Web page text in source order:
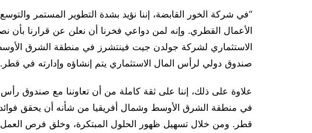
“في شركة الخور القابضة، إننا نؤيد بشدة التطوير المستمر
الأعمال القطري. وإنه لمن دواعي فخرنا أن نعلن عن قرارنا
الاستثماري لشركة جولدن جيت فينتشرز في منطقة الشرق الأوسط
صندوق دولي لرأس المال الاستثماري يتم إنشاؤه وإدارته في قطر.
علاوة على ذلك، إننا على ثقة كاملة من أن تعاوننا مع صندوق
في منطقة الشرق الأوسط وشمال أفريقيا من شأنه أن يحقق
قطر. ومن خلال تسهيل ظهور الحلول المبتكرة، وخلق فرص العمل،